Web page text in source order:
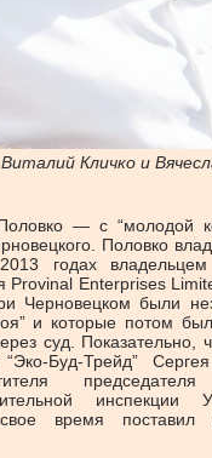
Кличко и
— с “молодой
Половко
годах
Provinal Enterprises
Черновецком были
и которые потом
суд. Показательно,
“Эко-Буд-Трейд”
председателя
инспекции
время поставил